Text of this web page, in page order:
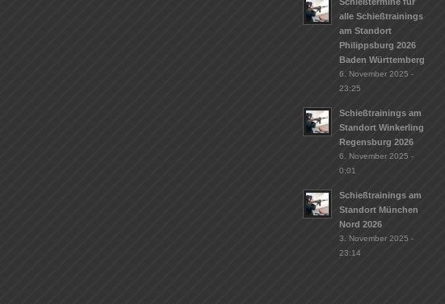
alle Schießtrainings
am Standort
Philippsburg 2026
Baden Württemberg
6. November 2025 -
23:25
Schießtrainings am
Standort Winkerling
Regensburg 2026
6. November 2025 -
0:01
Schießtrainings am
Standort München
Nord 2026
3. November 2025 -
23:14